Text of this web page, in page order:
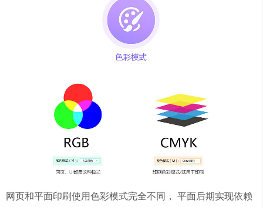
网页和平面印刷使用色彩模式完全不同， 平面后期实现依赖